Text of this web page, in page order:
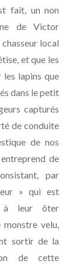
fait, un non
de Victor
local
et que les
les lapins que
dans le petit
capturés
de conduite
de nos
de
par
» qui est
à leur ôter
velu,
sortir de la
de cette